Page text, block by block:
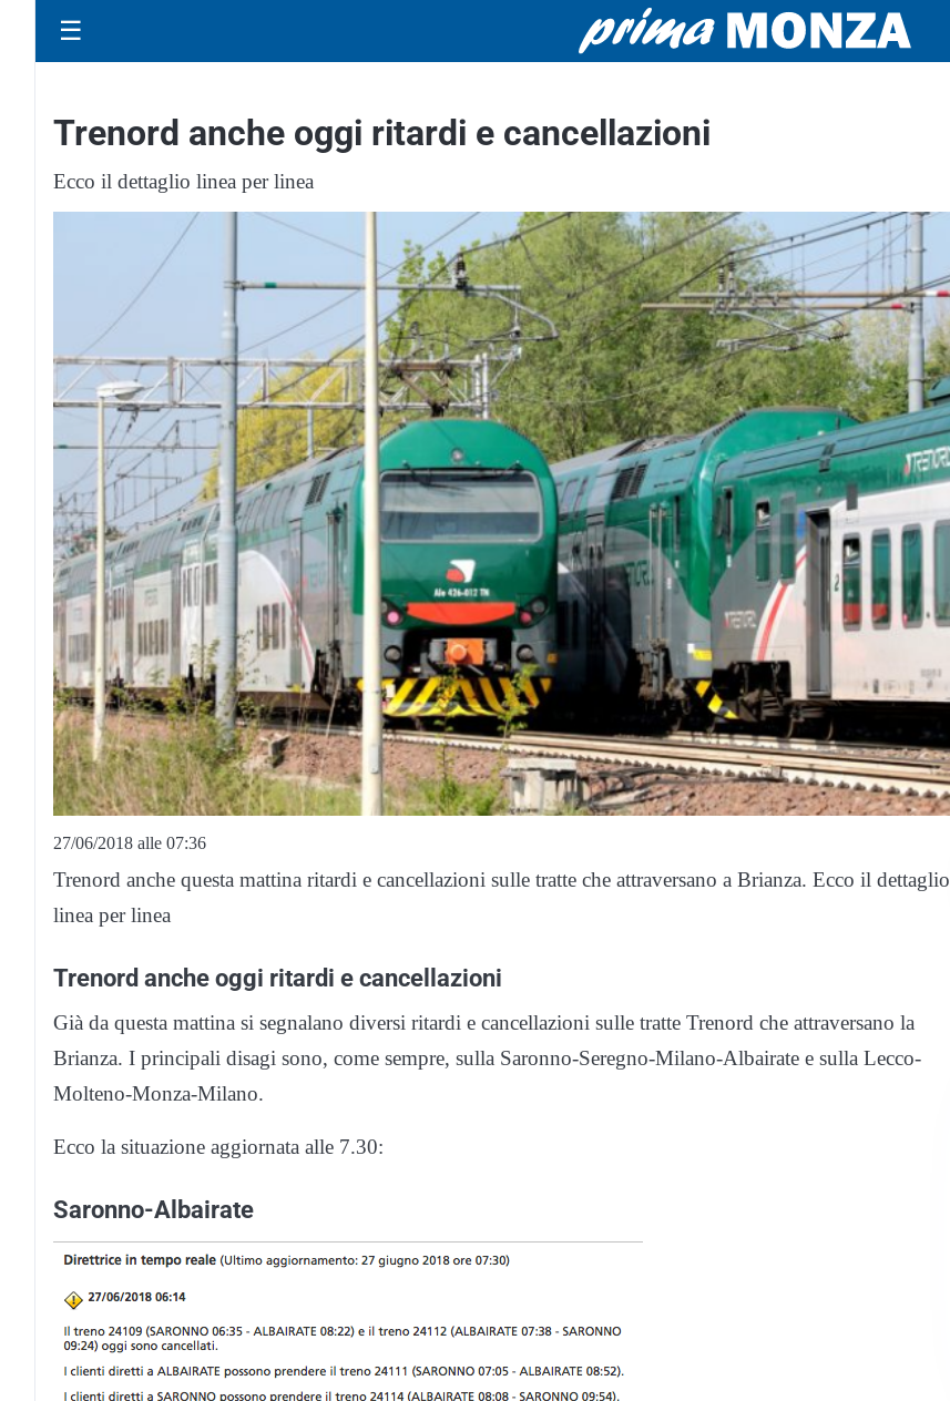
☰
Trenord anche oggi ritardi e cancellazioni
Ecco il dettaglio linea per linea
27/06/2018 alle 07:36
Trenord anche questa mattina ritardi e cancellazioni sulle tratte che attraversano a Brianza. Ecco il dettaglio
linea per linea
Trenord anche oggi ritardi e cancellazioni
Già da questa mattina si segnalano diversi ritardi e cancellazioni sulle tratte Trenord che attraversano la
Brianza. I principali disagi sono, come sempre, sulla Saronno-Seregno-Milano-Albairate e sulla Lecco-
Molteno-Monza-Milano.
Ecco la situazione aggiornata alle 7.30:
Saronno-Albairate